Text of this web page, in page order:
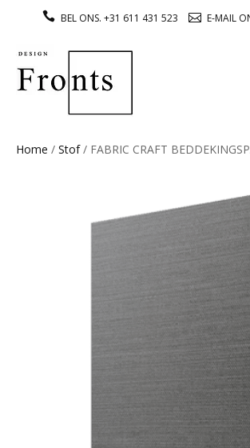
BEL ONS. +31 611 431 523 E-MAIL
Home / Stof/ FABRIC CRAFT